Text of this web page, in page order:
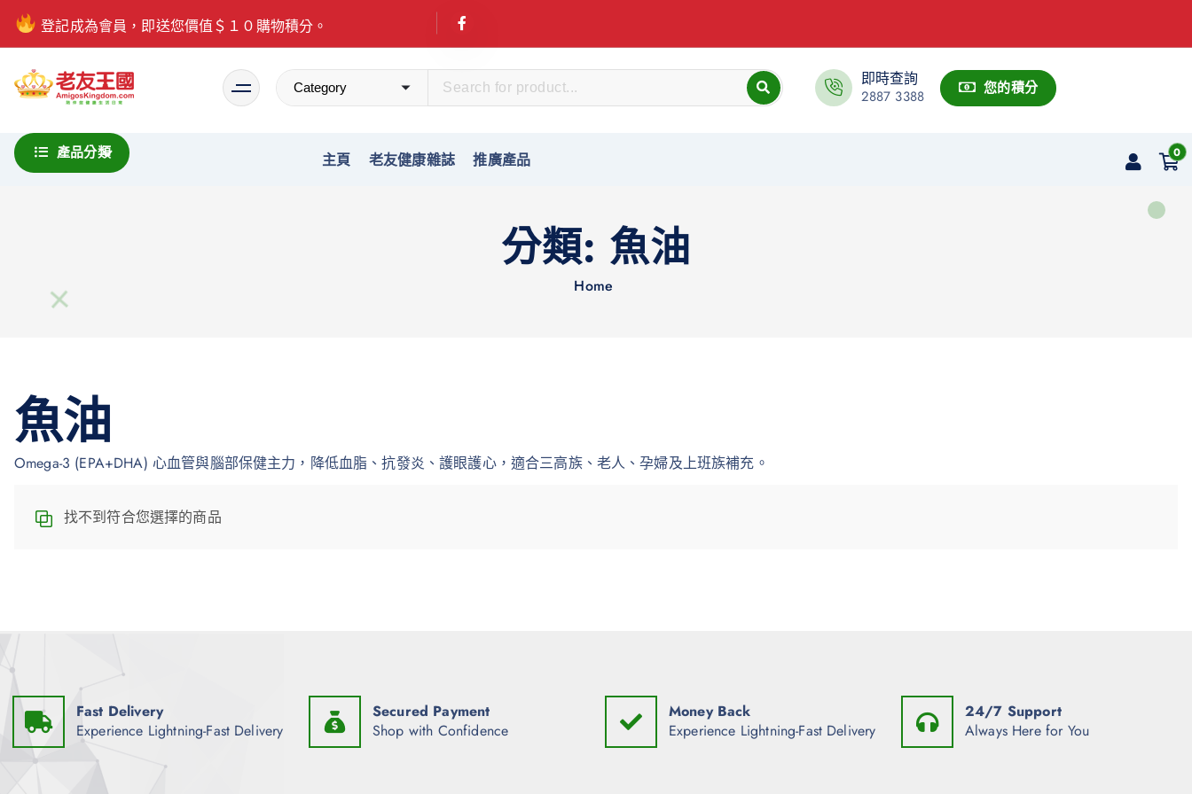
登記成為會員，即送您價值＄１０購物積分。
即時查詢
2887 3388 您的積分
產品分類 主頁 老友健康雜誌 推廣產品 0
分類: 魚油
Home
魚油
Omega-3 (EPA+DHA) 心血管與腦部保健主力，降低血脂、抗發炎、護眼護心，適合三高族、老人、孕婦及上班族補充。
找不到符合您選擇的商品
Fast Delivery
Experience Lightning-Fast Delivery
Secured Payment
Shop with Confidence
Money Back
Experience Lightning-Fast Delivery
24/7 Support
Always Here for You